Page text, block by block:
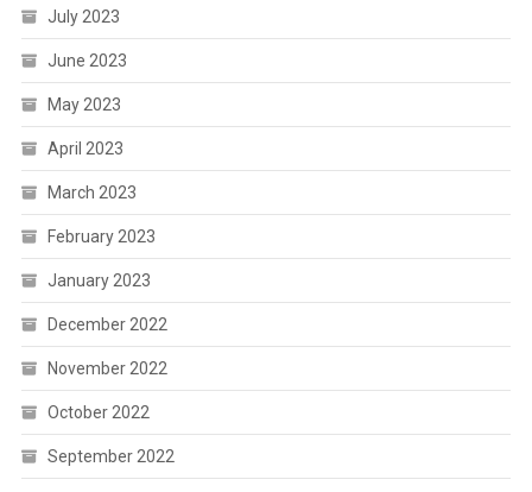
July 2023
June 2023
May 2023
April 2023
March 2023
February 2023
January 2023
December 2022
November 2022
October 2022
September 2022